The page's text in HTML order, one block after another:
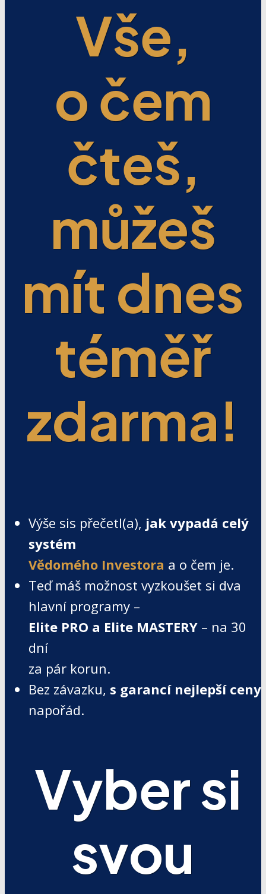
Vše,
o čem
čteš,
můžeš
mít dnes
téměř
zdarma!
Výše sis přečetl(a), jak vypadá celý
systém
Vědomého Investora a o čem je.
Teď máš možnost vyzkoušet si dva
hlavní programy –
Elite PRO a Elite MASTERY – na 30
dní
za pár korun.
Bez závazku, s garancí nejlepší ceny
napořád.
Vyber si
svou